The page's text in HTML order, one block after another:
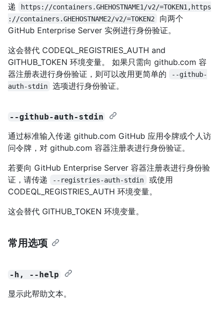
递
https://containers.GHEHOSTNAME1/v2/=TOKEN1,https
://containers.GHEHOSTNAME2/v2/=TOKEN2
向两个
GitHub Enterprise Server 实例进行身份验证。
这会替代 CODEQL_REGISTRIES_AUTH and
GITHUB_TOKEN 环境变量。 如果只需向 github.com 容
器注册表进行身份验证，则可以改用更简单的
--github-
auth-stdin
选项进行身份验证。
--github-auth-stdin
通过标准输入传递 github.com GitHub 应用令牌或个人访
问令牌，对 github.com 容器注册表进行身份验证。
若要向 GitHub Enterprise Server 容器注册表进行身份验
证，请传递
--registries-auth-stdin
或使用
CODEQL_REGISTRIES_AUTH 环境变量。
这会替代 GITHUB_TOKEN 环境变量。
常用选项
-h, --help
显示此帮助文本。